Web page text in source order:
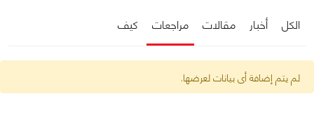
الكل أخبار مقالات مراجعات كيف
لم يتم إضافة أى بيانات لعرضها.